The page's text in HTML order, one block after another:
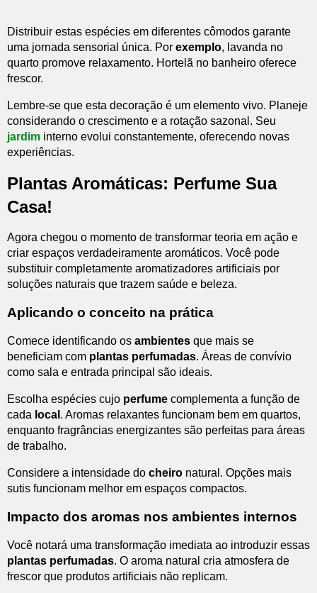
Distribuir estas espécies em diferentes cômodos garante
uma jornada sensorial única. Por exemplo, lavanda no
quarto promove relaxamento. Hortelã no banheiro oferece
frescor.
Lembre-se que esta decoração é um elemento vivo. Planeje
considerando o crescimento e a rotação sazonal. Seu
jardim interno evolui constantemente, oferecendo novas
experiências.
Plantas Aromáticas: Perfume Sua
Casa!
Agora chegou o momento de transformar teoria em ação e
criar espaços verdadeiramente aromáticos. Você pode
substituir completamente aromatizadores artificiais por
soluções naturais que trazem saúde e beleza.
Aplicando o conceito na prática
Comece identificando os ambientes que mais se
beneficiam com plantas perfumadas. Áreas de convívio
como sala e entrada principal são ideais.
Escolha espécies cujo perfume complementa a função de
cada local . Aromas relaxantes funcionam bem em quartos,
enquanto fragrâncias energizantes são perfeitas para áreas
de trabalho.
Considere a intensidade do cheiro natural. Opções mais
sutis funcionam melhor em espaços compactos.
Impacto dos aromas nos ambientes internos
Você notará uma transformação imediata ao introduzir essas
plantas perfumadas. O aroma natural cria atmosfera de
frescor que produtos artificiais não replicam.